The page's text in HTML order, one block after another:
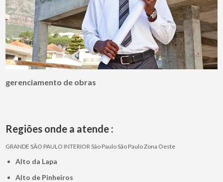
gerenciamento de obras
Regiões onde a atende :
GRANDE SÃO PAULO INTERIOR São PauloSão PauloZona Oeste
Alto da Lapa
Alto de Pinheiros